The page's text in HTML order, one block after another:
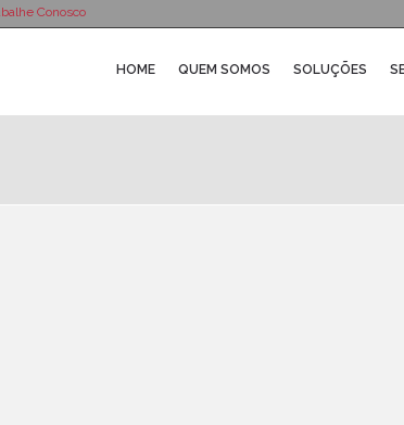
Conosco
HOME QUEM SOMOS SOLUÇÕES